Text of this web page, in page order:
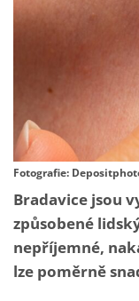
Fotografie:
Bradavice jsou
způsobené
nepříjemné,
lze poměrně